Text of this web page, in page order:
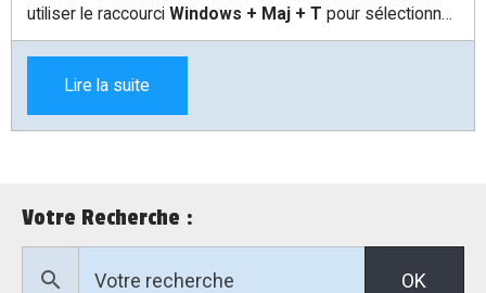
utiliser le raccourci Windows + Maj + T pour sélectionner
une zone à l’écran et récupérer automatiquement le texte.
Lire la suite
Votre Recherche :
OK